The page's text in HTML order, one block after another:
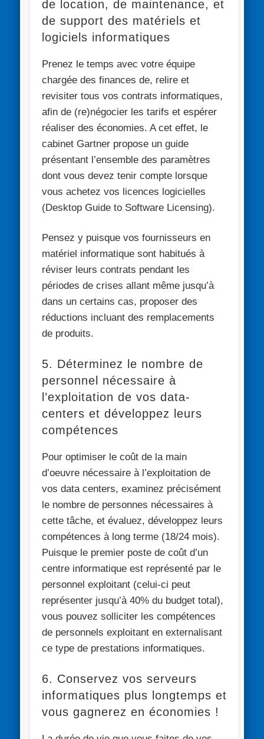
de location, de maintenance, et
de support des matériels et
logiciels informatiques
Prenez le temps avec votre équipe
chargée des finances de, relire et
revisiter tous vos contrats informatiques,
afin de (re)négocier les tarifs et espérer
réaliser des économies. A cet effet, le
cabinet Gartner propose un guide
présentant l’ensemble des paramètres
dont vous devez tenir compte lorsque
vous achetez vos licences logicielles
(Desktop Guide to Software Licensing).
Pensez y puisque vos fournisseurs en
matériel informatique sont habitués à
réviser leurs contrats pendant les
périodes de crises allant même jusqu’à
dans un certains cas, proposer des
réductions incluant des remplacements
de produits.
5. Déterminez le nombre de
personnel nécessaire à
l’exploitation de vos data-
centers et développez leurs
compétences
Pour optimiser le coût de la main
d’oeuvre nécessaire à l’exploitation de
vos data centers, examinez précisément
le nombre de personnes nécessaires à
cette tâche, et évaluez, développez leurs
compétences à long terme (18/24 mois).
Puisque le premier poste de coût d’un
centre informatique est représenté par le
personnel exploitant (celui-ci peut
représenter jusqu’à 40% du budget total),
vous pouvez solliciter les compétences
de personnels exploitant en externalisant
ce type de prestations informatiques.
6. Conservez vos serveurs
informatiques plus longtemps et
vous gagnerez en économies !